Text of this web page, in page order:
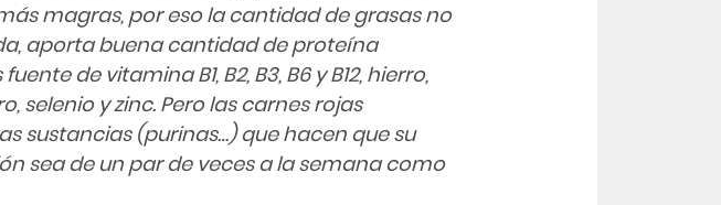
magras, por eso la cantidad de grasas no
aporta buena cantidad de proteína
de vitamina B1, B2, B3, B6 y B12, hierro,
selenio y zinc. Pero las carnes rojas
sustancias (purinas…) que hacen que su
sea de un par de veces a la semana como